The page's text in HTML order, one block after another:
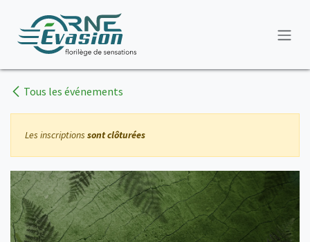
Tous les événements
Les inscriptions sont clôturées